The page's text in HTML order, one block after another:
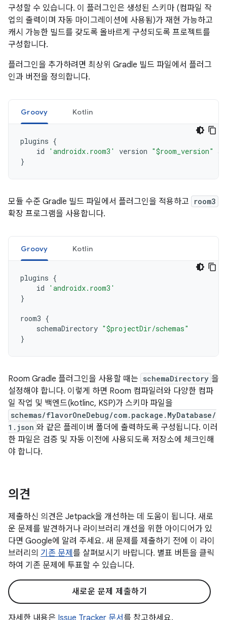
구성할 수 있습니다. 이 플러그인은 생성된 스키마 (컴파일 작
업의 출력이며 자동 마이그레이션에 사용됨)가 재현 가능하고
캐시 가능한 빌드를 갖도록 올바르게 구성되도록 프로젝트를
구성합니다.
플러그인을 추가하려면 최상위 Gradle 빌드 파일에서 플러그
인과 버전을 정의합니다.
Groovy Kotlin
plugins {
id
'androidx.room3' version "$room_version"
}
모듈 수준 Gradle 빌드 파일에서 플러그인을 적용하고 room3
확장 프로그램을 사용합니다.
Groovy Kotlin
plugins {
id
'androidx.room3'
}
room3 {
schemaDirectory "$projectDir/schemas"
}
Room Gradle 플러그인을 사용할 때는 schemaDirectory 을
설정해야 합니다. 이렇게 하면 Room 컴파일러와 다양한 컴파
일 작업 및 백엔드(kotlinc, KSP)가 스키마 파일을
schemas/flavorOneDebug/com.package.MyDatabase/
1.json 와 같은 플레이버 폴더에 출력하도록 구성됩니다. 이러
한 파일은 검증 및 자동 이전에 사용되도록 저장소에 체크인해
야 합니다.
의견
제출하신 의견은 Jetpack을 개선하는 데 도움이 됩니다. 새로
운 문제를 발견하거나 라이브러리 개선을 위한 아이디어가 있
다면 Google에 알려 주세요. 새 문제를 제출하기 전에 이 라이
브러리의 기존 문제 를 살펴보시기 바랍니다. 별표 버튼을 클릭
하여 기존 문제에 투표할 수 있습니다.
새로운 문제 제출하기
자세한 내용은 Issue Tracker 문서를 참고하세요.